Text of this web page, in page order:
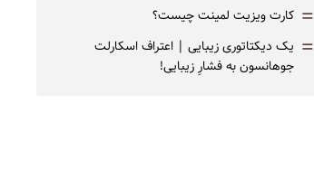
= کارت ویزیت لمینت چیست؟
= یک دیکتاتوری زیبایی | اعتراف اسکارلت
جوهانسون به فشارِ زیبایی!